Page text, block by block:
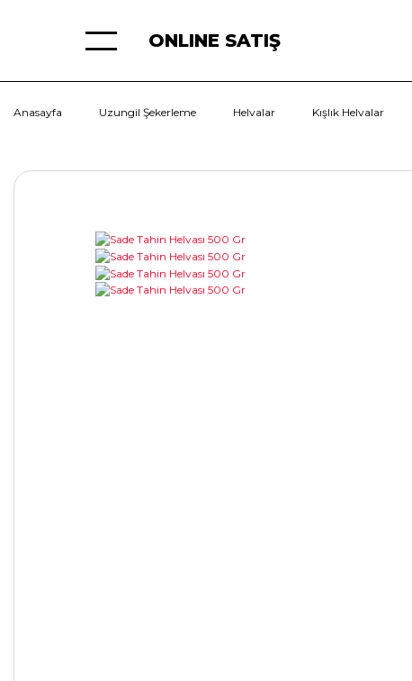
ONLINE SATIŞ
Anasayfa Uzungil Şekerleme Helvalar Kışlık Helvalar